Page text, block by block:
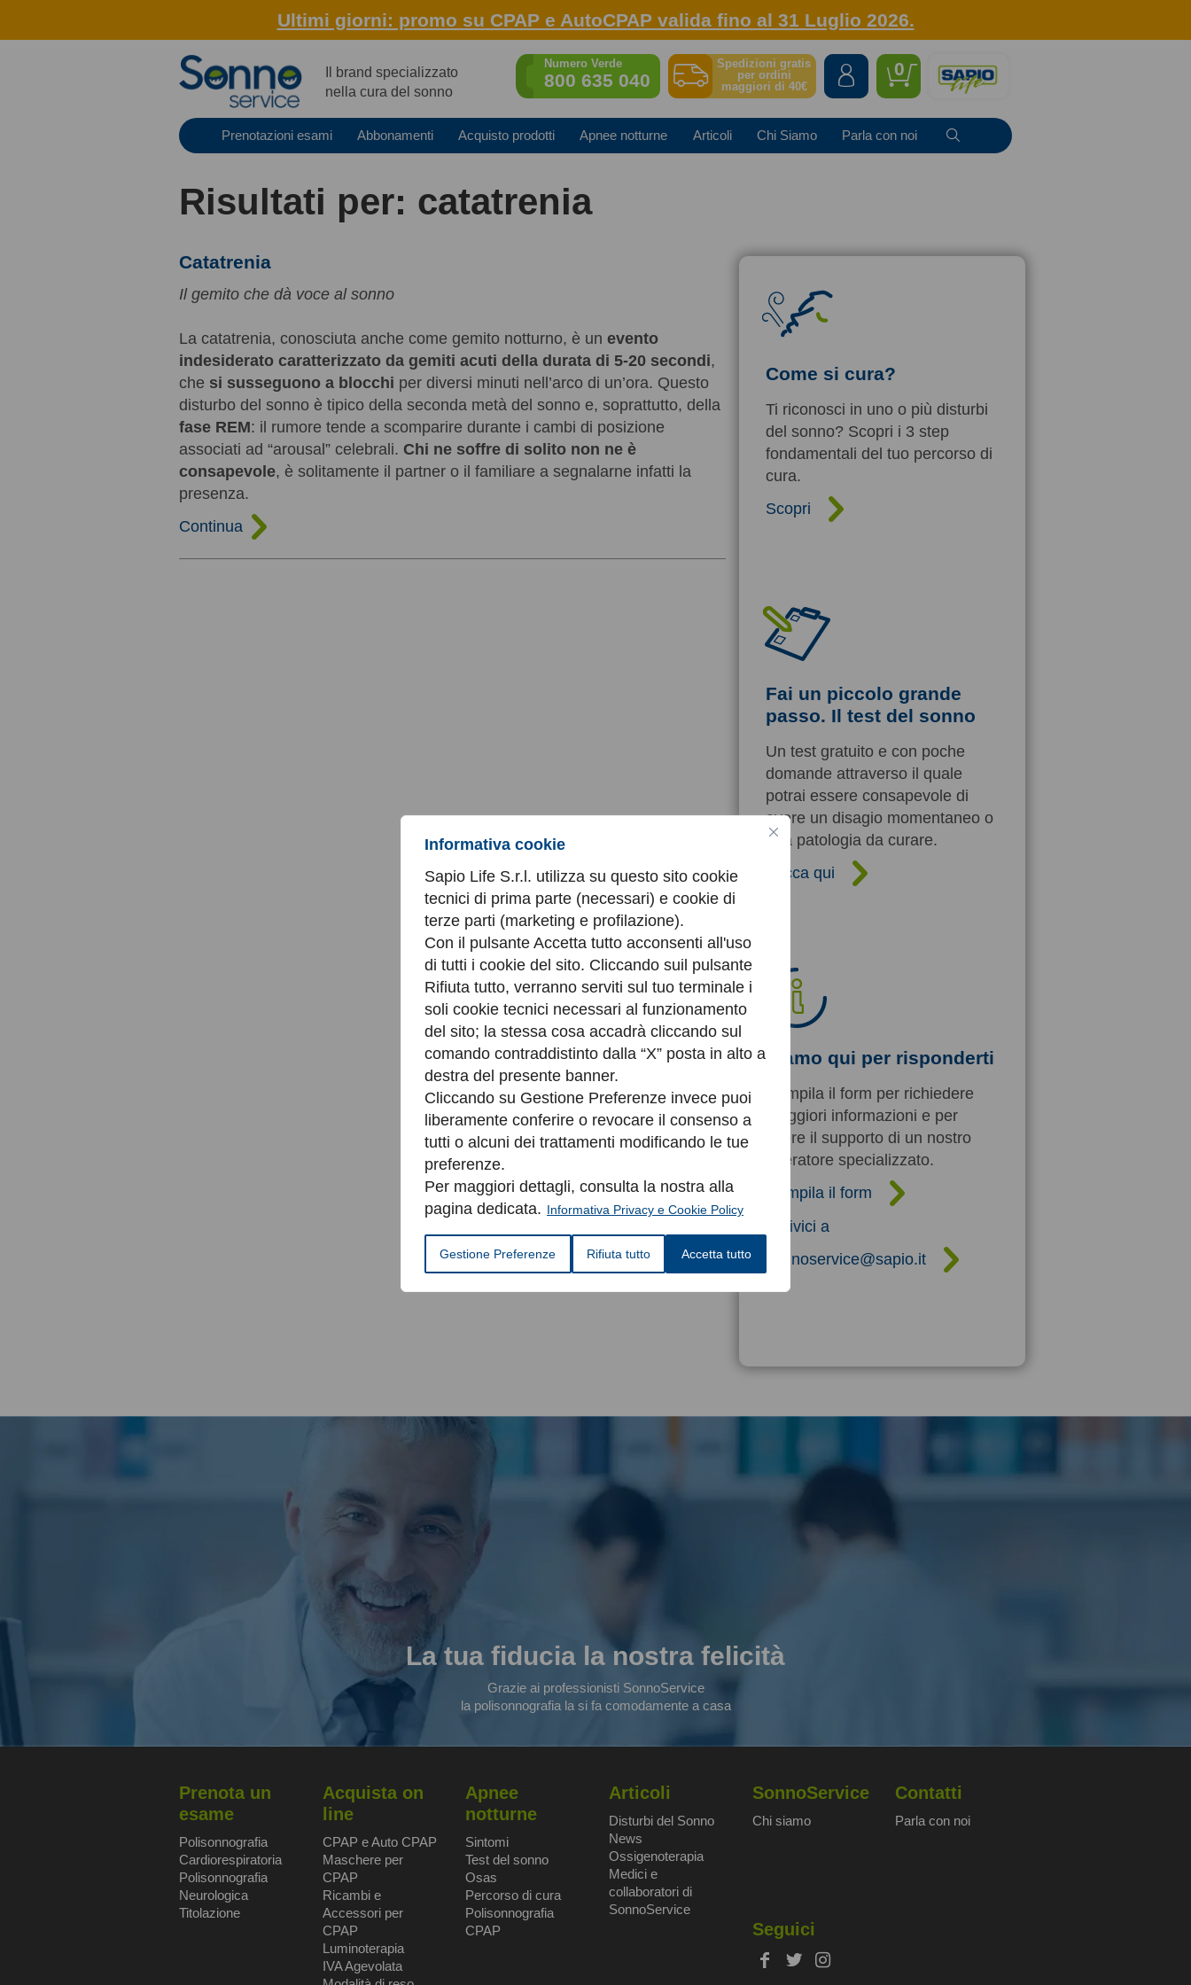
Informativa cookie
Sapio Life S.r.l. utilizza su questo sito cookie
tecnici di prima parte (necessari) e cookie di
terze parti (marketing e profilazione).
Con il pulsante Accetta tutto acconsenti all'uso
di tutti i cookie del sito. Cliccando suil pulsante
Rifiuta tutto, verranno serviti sul tuo terminale i
soli cookie tecnici necessari al funzionamento
del sito; la stessa cosa accadrà cliccando sul
comando contraddistinto dalla “X” posta in alto a
destra del presente banner.
Cliccando su Gestione Preferenze invece puoi
liberamente conferire o revocare il consenso a
tutti o alcuni dei trattamenti modificando le tue
preferenze.
Per maggiori dettagli, consulta la nostra alla
pagina dedicata. Informativa Privacy e Cookie Policy
Gestione Preferenze Rifiuta tutto Accetta tutto
Ultimi giorni: promo su CPAP e AutoCPAP valida fino al 31 Luglio 2026.
Il brand specializzato
nella cura del sonno
Numero Verde
800 635 040
Spedizioni gratis
per ordini
maggiori di 40€
0
Prenotazioni esami Abbonamenti Acquisto prodotti Apnee notturne Articoli Chi Siamo Parla con noi
Risultati per: catatrenia
Catatrenia
Il gemito che dà voce al sonno
La catatrenia, conosciuta anche come gemito notturno, è un evento
indesiderato caratterizzato da gemiti acuti della durata di 5-20 secondi,
che si susseguono a blocchi per diversi minuti nell’arco di un’ora. Questo
disturbo del sonno è tipico della seconda metà del sonno e, soprattutto, della
fase REM: il rumore tende a scomparire durante i cambi di posizione
associati ad “arousal” celebrali. Chi ne soffre di solito non ne è
consapevole, è solitamente il partner o il familiare a segnalarne infatti la
presenza.
Continua
Come si cura?
Ti riconosci in uno o più disturbi
del sonno? Scopri i 3 step
fondamentali del tuo percorso di
cura.
Scopri
Fai un piccolo grande
passo. Il test del sonno
Un test gratuito e con poche
domande attraverso il quale
potrai essere consapevole di
avere un disagio momentaneo o
una patologia da curare.
Clicca qui
Siamo qui per risponderti
Compila il form per richiedere
maggiori informazioni e per
avere il supporto di un nostro
operatore specializzato.
Compila il form
Scrivici a
sonnoservice@sapio.it
La tua fiducia la nostra felicità
Grazie ai professionisti SonnoService
la polisonnografia la si fa comodamente a casa
Prenota un
esame
Polisonnografia
Cardiorespiratoria
Polisonnografia
Neurologica
Titolazione
Acquista on
line
CPAP e Auto CPAP
Maschere per
CPAP
Ricambi e
Accessori per
CPAP
Luminoterapia
IVA Agevolata
Apnee
notturne
Sintomi
Test del sonno
Osas
Percorso di cura
Polisonnografia
CPAP
Articoli
Disturbi del Sonno
News
Ossigenoterapia
Medici e
collaboratori di
SonnoService
SonnoService
Chi siamo
Contatti
Parla con noi
Seguici